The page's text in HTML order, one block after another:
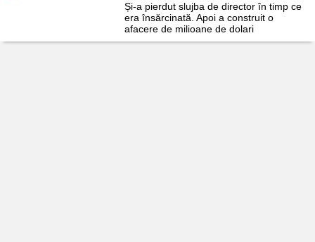
Și-a pierdut slujba de director în timp ce
era însărcinată. Apoi a construit o
afacere de milioane de dolari